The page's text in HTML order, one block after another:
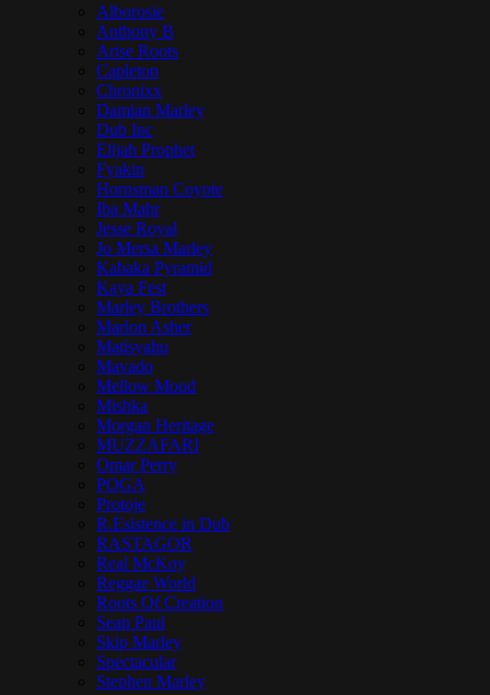
Alborosie
Anthony B
Arise Roots
Capleton
Chronixx
Damian Marley
Dub Inc
Elijah Prophet
Fyakin
Hornsman Coyote
Iba Mahr
Jesse Royal
Jo Mersa Marley
Kabaka Pyramid
Kaya Fest
Marley Brothers
Marlon Asher
Matisyahu
Mavado
Mellow Mood
Mishka
Morgan Heritage
MUZZAFARI
Omar Perry
POGA
Protoje
R.Esistence in Dub
RASTAGOR
Real McKoy
Reggae World
Roots Of Creation
Sean Paul
Skip Marley
Spectacular
Stephen Marley